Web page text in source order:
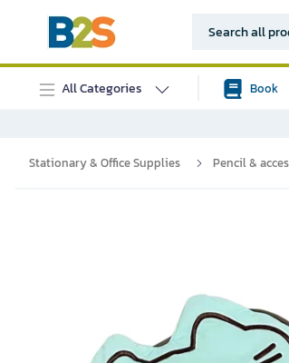
All Categories Book
Stationary & Office Supplies Pencil &